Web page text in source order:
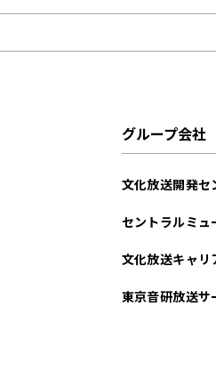
グループ会社
文化放送開発セ
セントラルミュ
文化放送キャリ
東京音研放送サ